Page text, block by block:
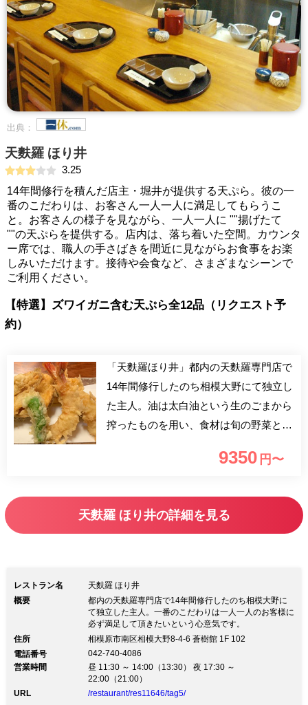
出典：
天麩羅 ほり井
3.25
14年間修行を積んだ店主・堀井が提供する天ぷら。彼の一
番のこだわりは、お客さん一人一人に満足してもらうこ
と。お客さんの様子を見ながら、一人一人に ""揚げたて
""の天ぷらを提供する。店内は、落ち着いた空間。カウンタ
ー席では、職人の手さばきを間近に見ながらお食事をお楽
しみいただけます。接待や会食など、さまざまなシーンで
ご利用ください。
【特選】ズワイガニ含む天ぷら全12品（リクエスト予
約）
「天麩羅ほり井」都内の天麩羅専門店で
14年間修行したのち相模大野にて独立し
た主人。油は太白油という生のごまから
搾ったものを用い、食材は旬の野菜とそ
は一人一人のお客様に必ず満足して頂き
が様子を見ながらそれぞれのお客様に一
品ずつ“揚げたて”を提供しています。こ
9350 円〜
天麩羅 ほり井の詳細を見る
レストラン名
天麩羅 ほり井
概要
都内の天麩羅専門店で14年間修行したのち相模大野に
て独立した主人。一番のこだわりは一人一人のお客様に
必ず満足して頂きたいという心意気です。
住所
相模原市南区相模大野8-4-6 蒼樹館 1F 102
電話番号
042-740-4086
営業時間
昼 11:30 ～ 14:00（13:30） 夜 17:30 ～
22:00（21:00）
URL
/restaurant/res11646/tag5/